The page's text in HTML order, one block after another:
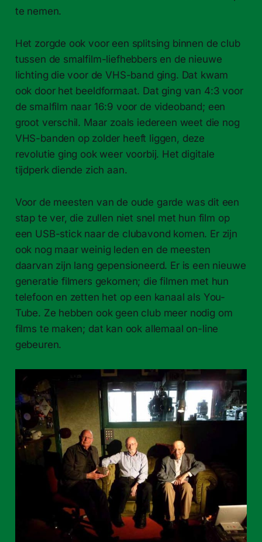
te nemen.
Het zorgde ook voor een splitsing binnen de club
tussen de smalfilm-​liefhebbers en de nieuwe
lichting die voor de VHS-​band ging. Dat kwam
ook door het beeldformaat. Dat ging van 4:3 voor
de smalfilm naar 16:9 voor de videoband; een
groot verschil. Maar zoals iedereen weet die nog
VHS-​banden op zolder heeft liggen, deze
revolutie ging ook weer voorbij. Het digitale
tijdperk diende zich aan.
Voor de meesten van de oude garde was dit een
stap te ver, die zullen niet snel met hun film op
een USB-​stick naar de clubavond komen. Er zijn
ook nog maar weinig leden en de meesten
daarvan zijn lang gepensioneerd. Er is een nieuwe
generatie filmers gekomen; die filmen met hun
telefoon en zetten het op een kanaal als You-​
Tube. Ze hebben ook geen club meer nodig om
films te maken; dat kan ook allemaal on-​line
gebeuren.